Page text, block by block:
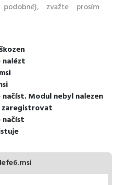
zvažte prosím
nalézt
načíst. Modul nebyl nalezen
zaregistrovat
načíst